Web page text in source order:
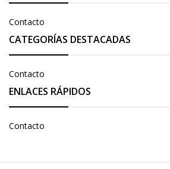
Contacto
CATEGORÍAS DESTACADAS
Contacto
ENLACES RÁPIDOS
Contacto